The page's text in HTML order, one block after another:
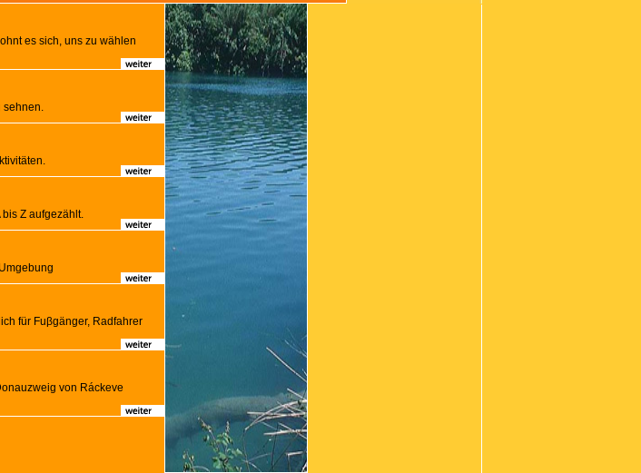
es sich, uns zu wählen
sehnen.
Z aufgezählt.
für Fuβgänger, Radfahrer
von Ráckeve